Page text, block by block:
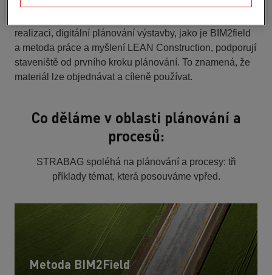
realizaci, digitální plánování výstavby, jako je BIM2field
a metoda práce a myšlení LEAN Construction, podporují
staveniště od prvního kroku plánování. To znamená, že
materiál lze objednávat a cíleně používat.
Co děláme v oblasti plánování a
procesů:
STRABAG spoléhá na plánování a procesy: tři
příklady témat, která posouváme vpřed.
Metoda BIM2Field